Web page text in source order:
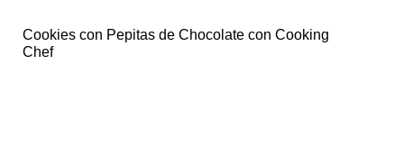
Cookies con Pepitas de Chocolate con Cooking
Chef